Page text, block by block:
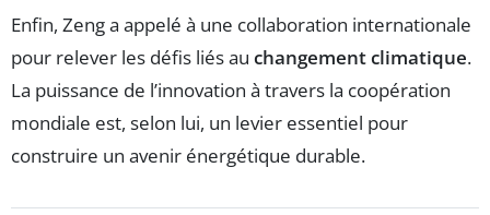
Enfin, Zeng a appelé à une collaboration internationale
pour relever les défis liés au changement climatique.
La puissance de l’innovation à travers la coopération
mondiale est, selon lui, un levier essentiel pour
construire un avenir énergétique durable.